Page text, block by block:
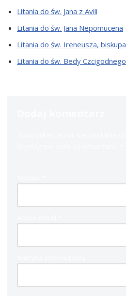
Litania do św. Jana z Avili
Litania do św. Jana Nepomucena
Litania do św. Ireneusza, biskupa
Litania do św. Bedy Czcigodnego